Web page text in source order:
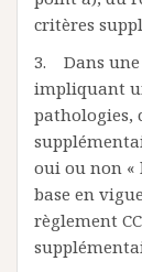
critères
3. Dans une
impliquant
pathologies,
oui ou non «
base en
règlement